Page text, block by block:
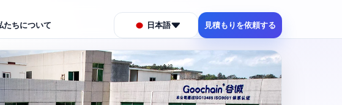
たちについて 日本語 見積もりを依頼する